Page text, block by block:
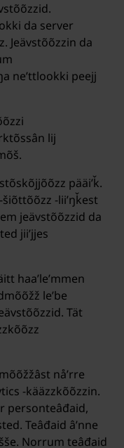
da server
Jeävstõõzzin da
neʹttlookki peejj
lij
pääiʹǩ.
šiõttõõzz -liiʹŋǩest
jeävstõõzzid da
jiiʹjjes
haaʹleʹmmen
leʹbe
Tät
nåʹrre
-kääzzkõõzzin.
personteâđaid,
Teâđaid âʹnne
Norrum teâđaid